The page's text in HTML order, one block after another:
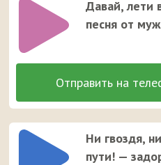
Давай, лети
песня от
Ни гвоздя,
пути! —